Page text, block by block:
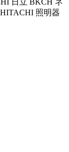
日立 BKCH ネ
照明器